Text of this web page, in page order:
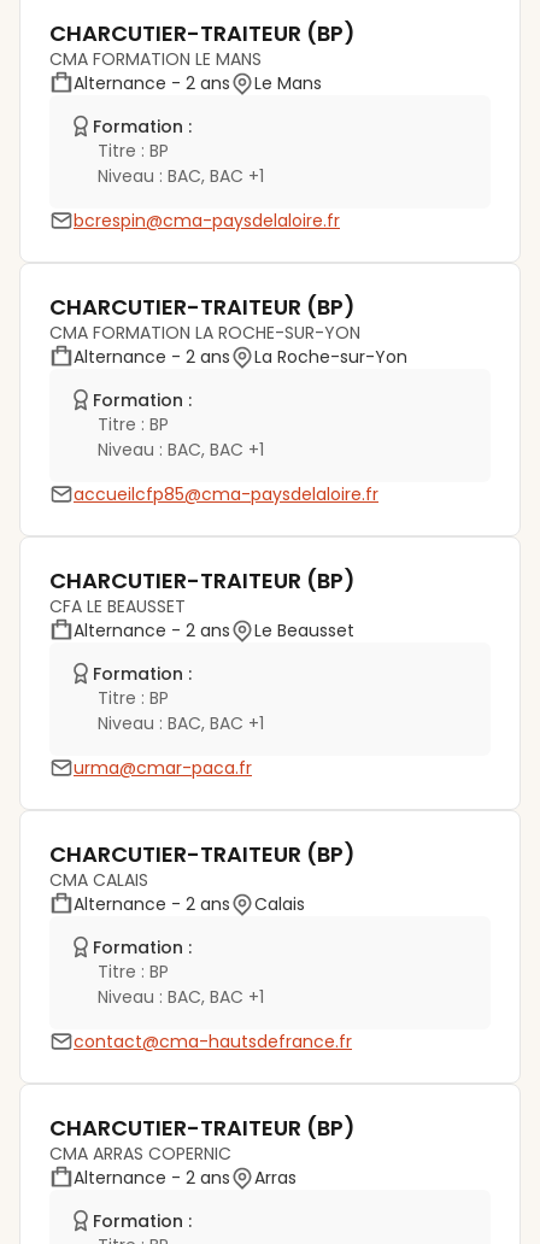
CHARCUTIER-TRAITEUR (BP)
CMA FORMATION LE MANS
Alternance - 2 ans
Le Mans
Formation :
Titre : BP
Niveau : BAC, BAC +1
bcrespin@cma-paysdelaloire.fr
CHARCUTIER-TRAITEUR (BP)
CMA FORMATION LA ROCHE-SUR-YON
Alternance - 2 ans
La Roche-sur-Yon
Formation :
Titre : BP
Niveau : BAC, BAC +1
accueilcfp85@cma-paysdelaloire.fr
CHARCUTIER-TRAITEUR (BP)
CFA LE BEAUSSET
Alternance - 2 ans
Le Beausset
Formation :
Titre : BP
Niveau : BAC, BAC +1
urma@cmar-paca.fr
CHARCUTIER-TRAITEUR (BP)
CMA CALAIS
Alternance - 2 ans
Calais
Formation :
Titre : BP
Niveau : BAC, BAC +1
contact@cma-hautsdefrance.fr
CHARCUTIER-TRAITEUR (BP)
CMA ARRAS COPERNIC
Alternance - 2 ans
Arras
Formation :